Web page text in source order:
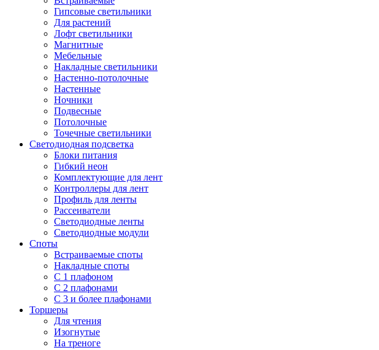
Гипсовые светильники
Для растений
Лофт светильники
Магнитные
Мебельные
Накладные светильники
Настенно-потолочные
Настенные
Ночники
Подвесные
Потолочные
Точечные светильники
Светодиодная подсветка
Блоки питания
Гибкий неон
Комплектующие для лент
Контроллеры для лент
Профиль для ленты
Рассеиватели
Светодиодные ленты
Светодиодные модули
Споты
Встраиваемые споты
Накладные споты
С 1 плафоном
С 2 плафонами
С 3 и более плафонами
Торшеры
Для чтения
Изогнутые
На треноге